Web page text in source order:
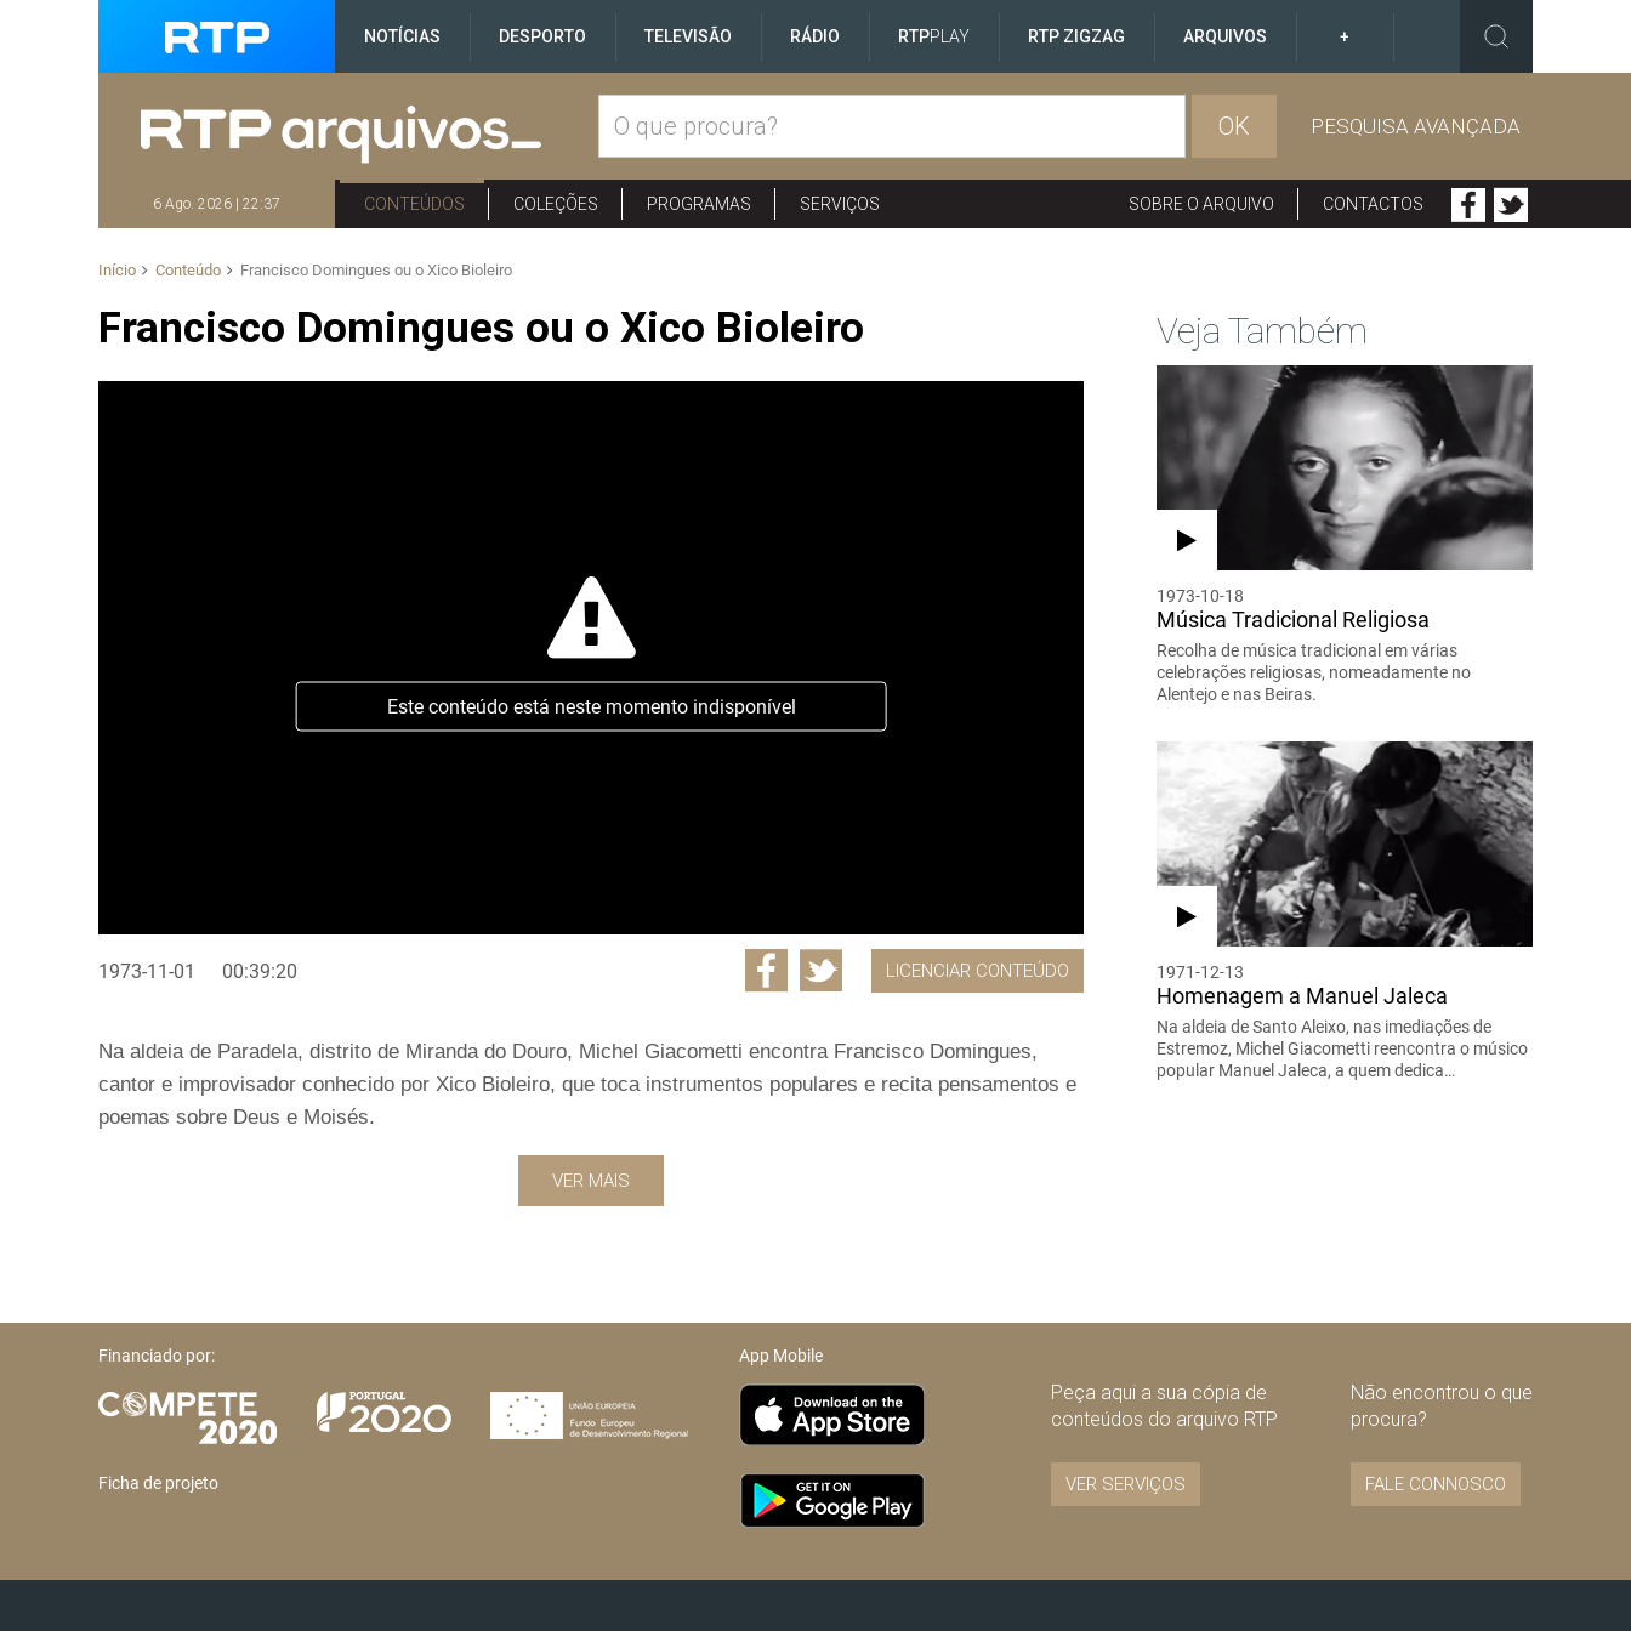
NOTÍCIAS DESPORTO TELEVISÃO RÁDIO RTPPLAY RTP ZIGZAG ARQUIVOS +
OK PESQUISA AVANÇADA
6 Ago. 2026 | 22:37 CONTEÚDOS COLEÇÕES PROGRAMAS SERVIÇOS SOBRE O ARQUIVO CONTACTOS
Início Conteúdo Francisco Domingues ou o Xico Bioleiro
Francisco Domingues ou o Xico Bioleiro
Este conteúdo está neste momento indisponível
1973-11-01 00:39:20 LICENCIAR CONTEÚDO
Na aldeia de Paradela, distrito de Miranda do Douro, Michel Giacometti encontra Francisco Domingues,
cantor e improvisador conhecido por Xico Bioleiro, que toca instrumentos populares e recita pensamentos e
poemas sobre Deus e Moisés.
VER MAIS
Veja Também
1973-10-18
Música Tradicional Religiosa
Recolha de música tradicional em várias
celebrações religiosas, nomeadamente no
Alentejo e nas Beiras.
1971-12-13
Homenagem a Manuel Jaleca
Na aldeia de Santo Aleixo, nas imediações de
Estremoz, Michel Giacometti reencontra o músico
popular Manuel Jaleca, a quem dedica…
Financiado por:
Ficha de projeto
App Mobile
Peça aqui a sua cópia de
conteúdos do arquivo RTP
VER SERVIÇOS
Não encontrou o que
procura?
FALE CONNOSCO